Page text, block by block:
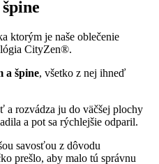
rozvádza ju do väčšej plochy
a pot sa rýchlejšie odparil.
savosťou z dôvodu
prešlo, aby malo tú správnu
prírody odtieň „svetlého
svoje vlastnosti, takže je